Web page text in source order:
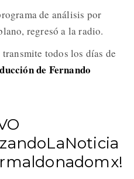
de análisis por
regresó a la radio.
todos los días de
de Fernando
!